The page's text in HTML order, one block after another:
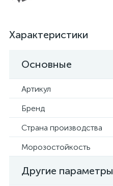
Характеристики
Основные
Артикул
Бренд
Страна производства
Морозостойкость
Другие параметры